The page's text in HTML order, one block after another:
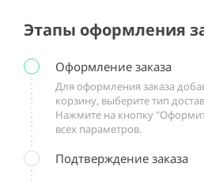
Этапы оформления
Оформление заказа
Для оформления заказа
корзину, выберите тип
Нажмите на кнопку
всех параметров.
Подтверждение заказа